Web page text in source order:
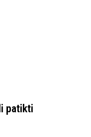
patikti